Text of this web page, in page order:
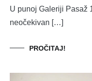
U punoj Galeriji Pasaž
neočekivan […]
PROČITAJ!